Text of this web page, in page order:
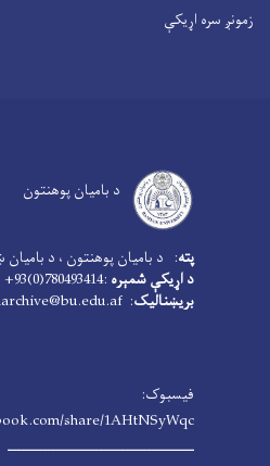
زمونږ سره اړیکې
د بامیان پوهنتون
پته: د بامیان پوهنتون ، د بامیان
د اړیکې شمېره :780493414(0)93+
بریښنالیک: bamyanarchive@bu.edu.af
فیسبوک:
share/1AHtNSyWqc/
ـــــــــــــــــــــــــــــــــــــــــــ